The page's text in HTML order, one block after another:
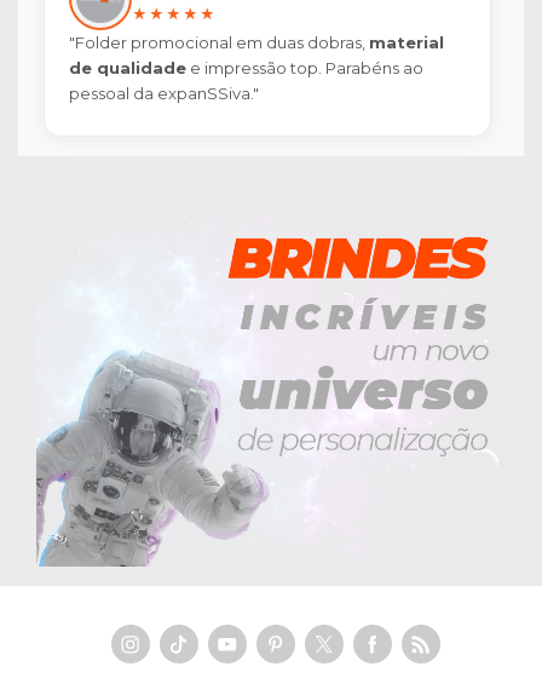
★★★★★
"Folder promocional em duas dobras, material
de qualidadee impressão top. Parabéns ao
pessoal da expanSSiva."